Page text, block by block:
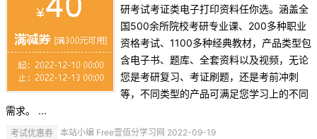
研考试考证类电子打印资料任你选。涵盖全
国500余所院校考研专业课、200多种职业
资格考试、1100多种经典教材，产品类型包
含电子书、题库、全套资料以及视频，无论
您是考研复习、考证刷题，还是考前冲刺
等，不同类型的产品可满足您学习上的不同
需求。 ...
考试优惠券 本站小编 Free壹佰分学习网 2022-09-19